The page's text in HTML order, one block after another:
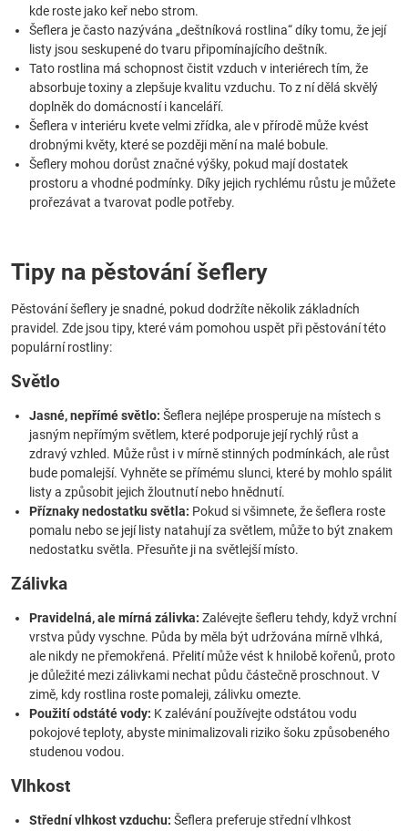
kde roste jako keř nebo strom.
Šeflera je často nazývána „deštníková rostlina“ díky tomu, že její
listy jsou seskupené do tvaru připomínajícího deštník.
Tato rostlina má schopnost čistit vzduch v interiérech tím, že
absorbuje toxiny a zlepšuje kvalitu vzduchu. To z ní dělá skvělý
doplněk do domácností i kanceláří.
Šeflera v interiéru kvete velmi zřídka, ale v přírodě může kvést
drobnými květy, které se později mění na malé bobule.
Šeflery mohou dorůst značné výšky, pokud mají dostatek
prostoru a vhodné podmínky. Díky jejich rychlému růstu je můžete
prořezávat a tvarovat podle potřeby.
Tipy na pěstování šeflery
Pěstování šeflery je snadné, pokud dodržíte několik základních
pravidel. Zde jsou tipy, které vám pomohou uspět při pěstování této
populární rostliny:
Světlo
Jasné, nepřímé světlo: Šeflera nejlépe prosperuje na místech s
jasným nepřímým světlem, které podporuje její rychlý růst a
zdravý vzhled. Může růst i v mírně stinných podmínkách, ale růst
bude pomalejší. Vyhněte se přímému slunci, které by mohlo spálit
listy a způsobit jejich žloutnutí nebo hnědnutí.
Příznaky nedostatku světla: Pokud si všimnete, že šeflera roste
pomalu nebo se její listy natahují za světlem, může to být znakem
nedostatku světla. Přesuňte ji na světlejší místo.
Zálivka
Pravidelná, ale mírná zálivka: Zalévejte šefleru tehdy, když vrchní
vrstva půdy vyschne. Půda by měla být udržována mírně vlhká,
ale nikdy ne přemokřená. Přelití může vést k hnilobě kořenů, proto
je důležité mezi zálivkami nechat půdu částečně proschnout. V
zimě, kdy rostlina roste pomaleji, zálivku omezte.
Použití odstáté vody: K zalévání používejte odstátou vodu
pokojové teploty, abyste minimalizovali riziko šoku způsobeného
studenou vodou.
Vlhkost
Střední vlhkost vzduchu: Šeflera preferuje střední vlhkost